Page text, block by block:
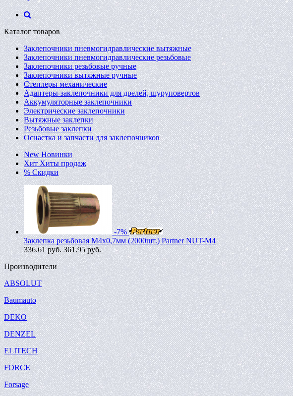
Каталог товаров
Заклепочники пневмогидравлические вытяжные
Заклепочники пневмогидравлические резьбовые
Заклепочники резьбовые ручные
Заклепочники вытяжные ручные
Степлеры механические
Адаптеры-заклепочники для дрелей, шуруповертов
Аккумуляторные заклепочники
Электрические заклепочники
Вытяжные заклепки
Резьбовые заклепки
Оснастка и запчасти для заклепочников
New Новинки
Хит Хиты продаж
% Скидки
-7%
Заклепка резьбовая M4х0,7мм (2000шт.) Partner NUT-M4
336.61руб. 361.95 руб.
Производители
ABSOLUT
Baumauto
DEKO
DENZEL
ELITECH
FORCE
Forsage